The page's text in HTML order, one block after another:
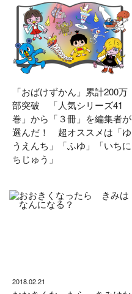
「おばけずかん」累計200万
部突破 「人気シリーズ41
巻」から「３冊」を編集者が
選んだ！ 超オススメは「ゆ
うえんち」「ふゆ」「いちに
ちじゅう」
2018.02.21